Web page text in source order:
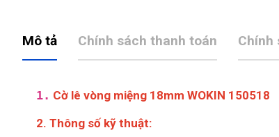
Mô tả Chính sách thanh toán Chính
1. Cờ lê vòng miệng 18mm WOKIN 150518
2. Thông số kỹ thuật: